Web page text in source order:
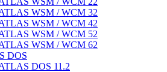
WSM / WCM 32
WSM / WCM 42
WSM / WCM 52
WSM / WCM 62
DOS
DOS 11.2